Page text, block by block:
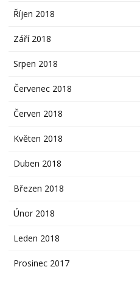
Říjen 2018
Září 2018
Srpen 2018
Červenec 2018
Červen 2018
Květen 2018
Duben 2018
Březen 2018
Únor 2018
Leden 2018
Prosinec 2017